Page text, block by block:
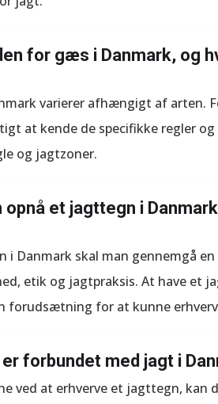
for gæs i Danmark, og
varierer afhængigt af arten.
at kende de specifikke regler
og jagtzoner.
opnå et jagttegn i
i Danmark skal man gennemgå
etik og jagtpraksis. At have et
forudsætning for at kunne
forbundet med jagt i
ved at erhverve et jagttegn,